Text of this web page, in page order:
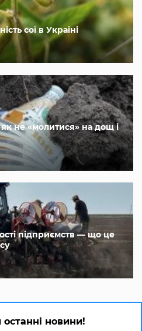
сої в Україні
не «молитися» на дощ і
підприємств — що це
останні новини!